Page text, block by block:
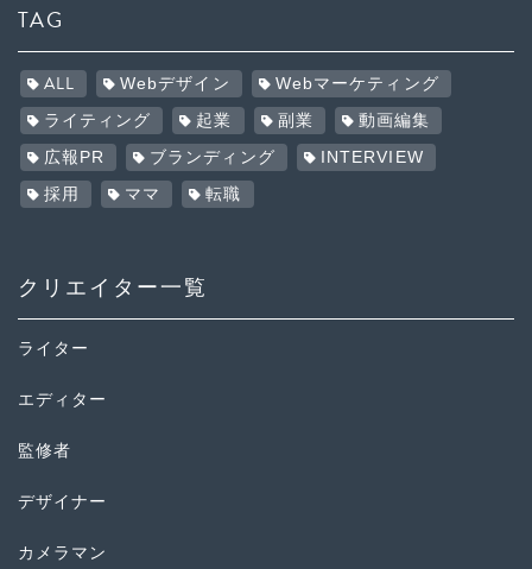
TAG
ALL Webデザイン Webマーケティング
ライティング 起業 副業 動画編集
広報PR ブランディング INTERVIEW
採用 ママ 転職
クリエイター一覧
ライター
エディター
監修者
デザイナー
カメラマン